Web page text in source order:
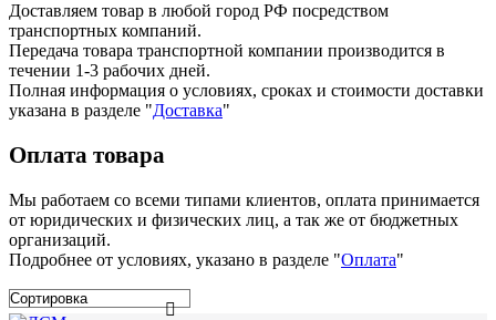
Доставляем товар в любой город РФ посредством
транспортных компаний.
Передача товара транспортной компании производится в
течении 1-3 рабочих дней.
Полная информация о условиях, сроках и стоимости доставки
указана в разделе "Доставка"
Оплата товара
Мы работаем со всеми типами клиентов, оплата принимается
от юридических и физических лиц, а так же от бюджетных
организаций.
Подробнее от условиях, указано в разделе "Оплата"